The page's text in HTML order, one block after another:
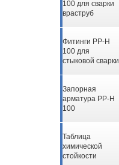
100 для сварки
враструб
Фитинги PP-H
100 для
стыковой сварки
Запорная
арматура PP-H
100
Таблица
химической
стойкости